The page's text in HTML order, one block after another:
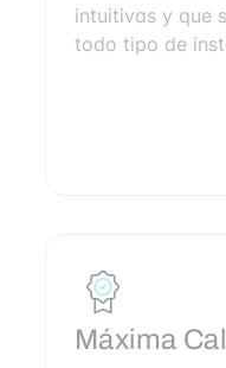
intuitivas y que
todo tipo de
Máxima